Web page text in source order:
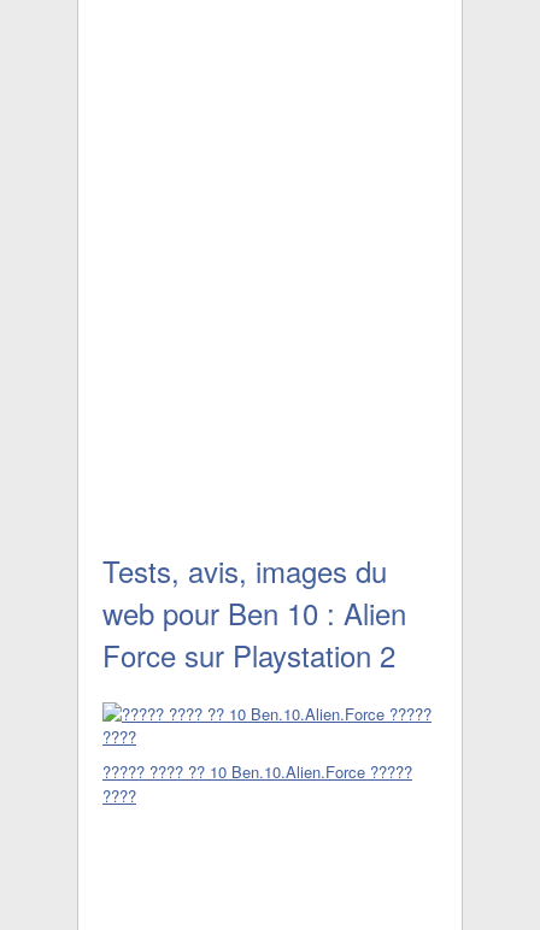
Tests, avis, images du
web pour Ben 10 : Alien
Force sur Playstation 2
????? ???? ?? 10 Ben.10.Alien.Force ?????
????